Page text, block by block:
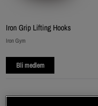
Iron Grip Lifting Hooks
Iron Gym
Bli medlem